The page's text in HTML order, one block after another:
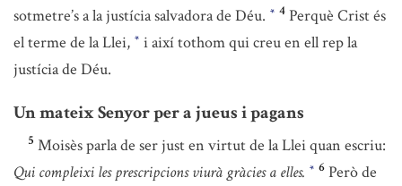
sotmetre’s a la justícia salvadora de Déu. * 4 Perquè Crist és
el terme de la Llei, * i així tothom qui creu en ell rep la
justícia de Déu.
Un mateix Senyor per a jueus i pagans
5 Moisès parla de ser just en virtut de la Llei quan escriu:
Qui compleixi les prescripcions viurà gràcies a elles. * 6 Però de